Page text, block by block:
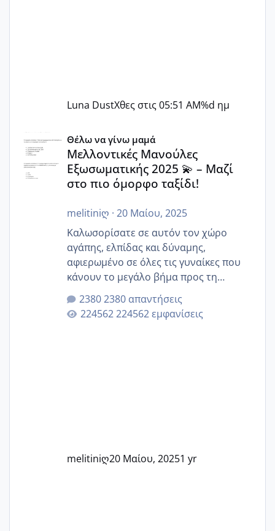
Luna DustΧθες στις 05:51 AM%d ημ
Μελλοντικές Μανούλες Εξωσωματικής 2025 💫 – Μαζί
Θέλω να γίνω μαμά
Μελλοντικές Μανούλες
Εξωσωματικής 2025 💫 – Μαζί
στο πιο όμορφο ταξίδι!
melitiniღ · 20 Μαίου, 2025
Καλωσορίσατε σε αυτόν τον χώρο
αγάπης, ελπίδας και δύναμης,
αφιερωμένο σε όλες τις γυναίκες που
κάνουν το μεγάλο βήμα προς τη
μητρότητα μέσω εξωσωματικής το 2025.
Εδώ θα μοιραστούμε αγωνίες, χαρές,
εμπειρίες και κάθε μικρή ή μεγάλη
2380 απαντήσεις
224562 εμφανίσεις
melitiniღ20 Μαίου, 20251 yr